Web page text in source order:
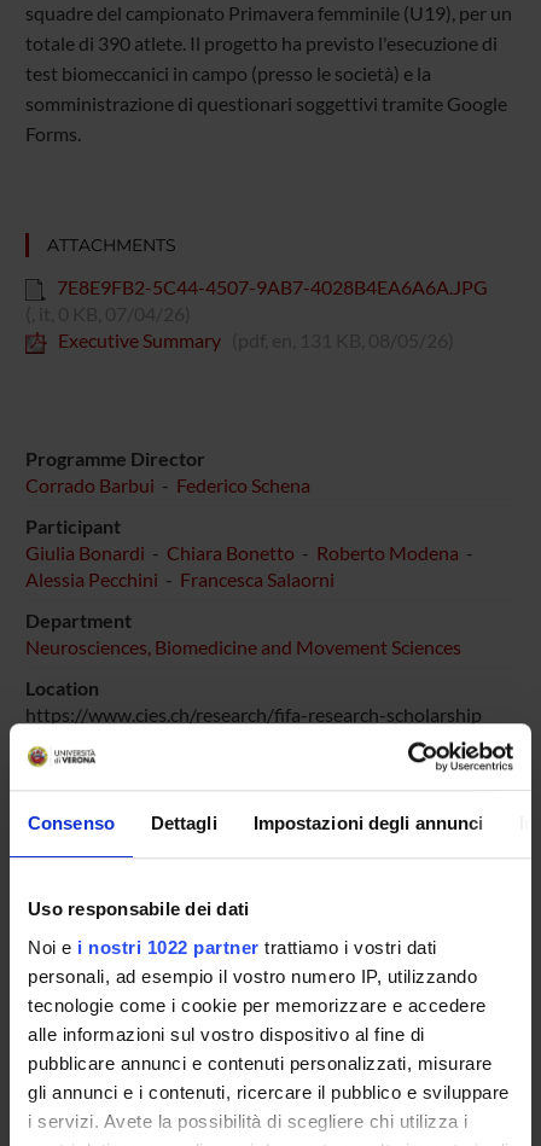
Consenso Dettagli Impostazioni degli annunci
Uso responsabile dei dati
Noi e i nostri 1022 partner trattiamo i vostri dati
personali, ad esempio il vostro numero IP, utilizzando
tecnologie come i cookie per memorizzare e accedere
alle informazioni sul vostro dispositivo al fine di
pubblicare annunci e contenuti personalizzati, misurare
gli annunci e i contenuti, ricercare il pubblico e sviluppare
i servizi. Avete la possibilità di scegliere chi utilizza i
squadre del campionato Primavera femminile (U19), per un
totale di 390 atlete. Il progetto ha previsto l'esecuzione di
test biomeccanici in campo (presso le società) e la
somministrazione di questionari soggettivi tramite Google
Forms.
ATTACHMENTS
7E8E9FB2-5C44-4507-9AB7-4028B4EA6A6A.JPG
Executive Summary
Programme Director
Corrado Barbui - Federico Schena
Participant
Giulia Bonardi - Chiara Bonetto - Roberto Modena -
Alessia Pecchini - Francesca Salaorni
Department
Neurosciences, Biomedicine and Movement Sciences
Location
https://www.cies.ch/research/fifa-research-scholarship
Number of days
Goals
le dimensioni fisiologiche e psicologiche. Questo progetto
multidimensionale che integra analisi biomeccanica, salute
del pavimento pelvico, variabili legate al ciclo mestruale,
profilazione psicologica, sorveglianza prospettica degli
infortuni nel calcio femminile d'élite e giovanile in Italia.
Addressees
Professionisti/Professioniste